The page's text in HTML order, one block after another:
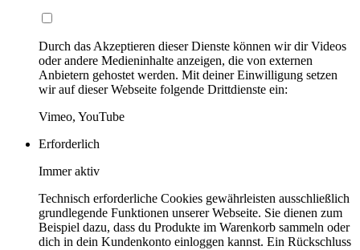
Durch das Akzeptieren dieser Dienste können wir dir Videos
oder andere Medieninhalte anzeigen, die von externen
Anbietern gehostet werden. Mit deiner Einwilligung setzen
wir auf dieser Webseite folgende Drittdienste ein:
Vimeo, YouTube
Erforderlich
Immer aktiv
Technisch erforderliche Cookies gewährleisten ausschließlich
grundlegende Funktionen unserer Webseite. Sie dienen zum
Beispiel dazu, dass du Produkte im Warenkorb sammeln oder
dich in dein Kundenkonto einloggen kannst. Ein Rückschluss